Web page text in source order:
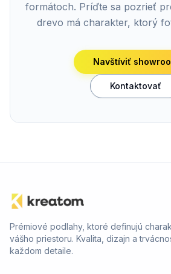
formátoch. Príďte sa pozrieť
drevo má charakter, ktorý
Navštíviť
Kontaktovať
Prémiové podlahy, ktoré definujú
vášho priestoru. Kvalita, dizajn a
každom detaile.